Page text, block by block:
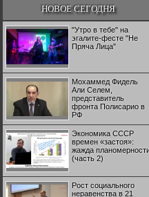
НОВОЕ СЕГОДНЯ
"Утро в тебе" на
эгалите-фесте "Не
Пряча Лица"
Мохаммед Фидель
Али Селем,
представитель
фронта Полисарио в
РФ
Экономика СССР
времен «застоя»:
жажда
(часть 2)
Рост социального
неравенства в 21